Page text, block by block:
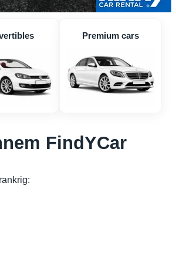
Premium cars
FindYCar